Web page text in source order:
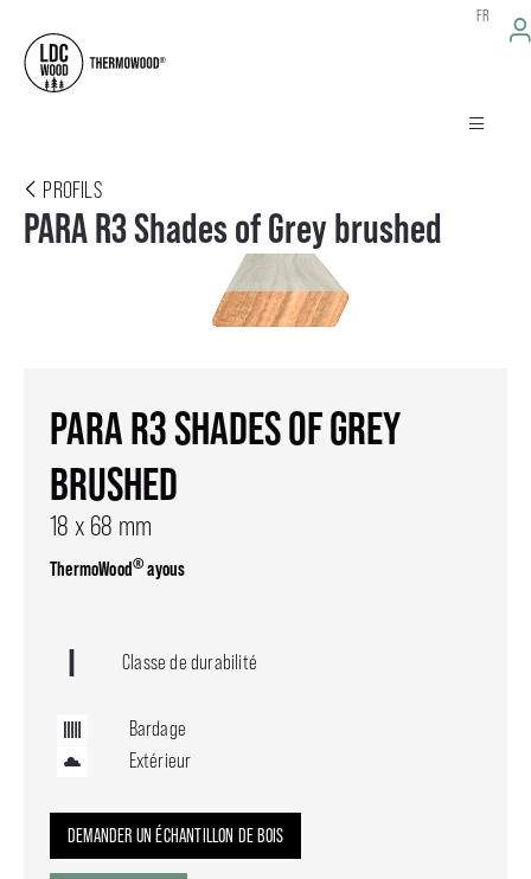
FR
PROFILS
PARA R3 Shades of Grey brushed
PARA R3 SHADES OF GREY
BRUSHED
18 x 68 mm
ThermoWood®ayous
Classe de durabilité
Bardage
Extérieur
DEMANDER UN ÉCHANTILLON DE BOIS